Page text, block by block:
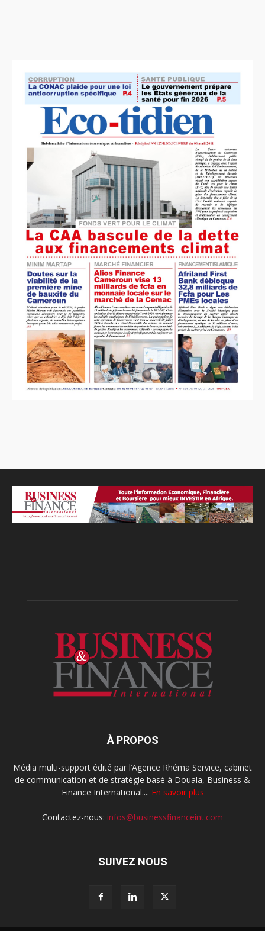
À PROPOS
Média multi-support édité par l’Agence Rhéma Service, cabinet
de communication et de stratégie basé à Douala, Business &
Finance International.... En savoir plus
Contactez-nous: infos@businessfinanceint.com
SUIVEZ NOUS